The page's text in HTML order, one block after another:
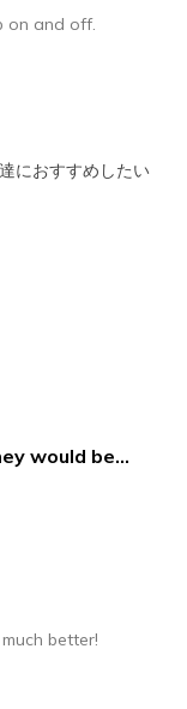
on and off.
におすすめしたい
would be…
better!